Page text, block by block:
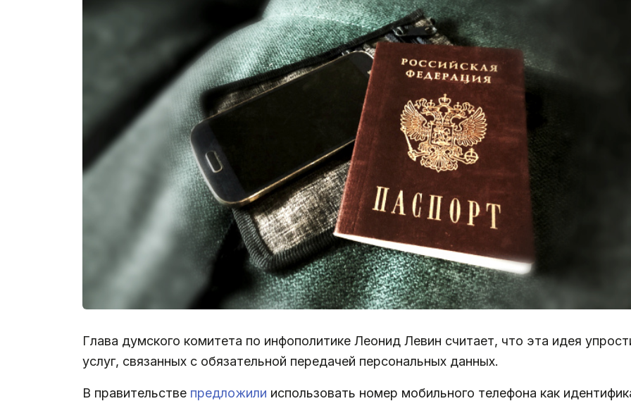
Глава думского комитета по инфополитике Леонид Левин считает, что эта идея
услуг, связанных с обязательной передачей персональных данных.
В правительстве предложили использовать номер мобильного телефона как